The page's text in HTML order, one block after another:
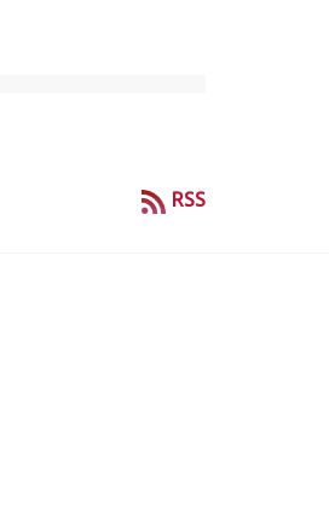
RSS